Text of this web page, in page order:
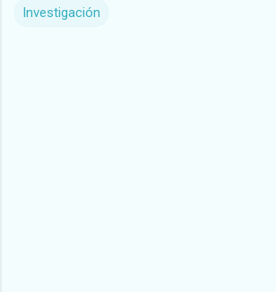
Investigación